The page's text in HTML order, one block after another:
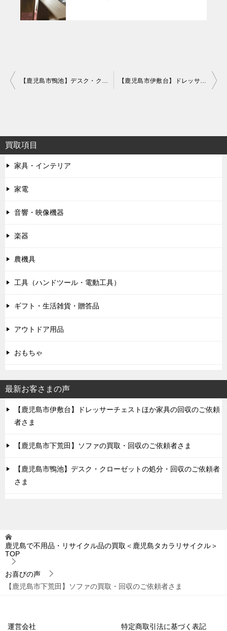
投
ゲ
ー
ョ
ン
買取項目
家具・インテリア
家電
音響・映像機器
楽器
農機具
工具（ハンドツール・電動工具）
ギフト・生活雑貨・贈答品
アウトドア用品
おもちゃ
最新お客さまの声
【鹿児島市伊敷台】ドレッサーチェストほか家具の回収のご依頼
者さま
【鹿児島市下荒田】ソファの買取・回収のご依頼者さま
【鹿児島市鴨池】デスク・クローゼットの処分・回収のご依頼者
さま
鹿児島で不用品・リサイクル品の買取＜鹿児島タカラリサイクル＞
TOP
お喜びの声
【鹿児島市下荒田】ソファの買取・回収のご依頼者さま
運営会社 特定商取引法に基づく表記